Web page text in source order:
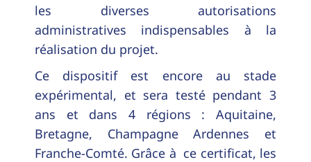
les diverses autorisations
administratives indispensables à la
réalisation du projet.
Ce dispositif est encore au stade
expérimental, et sera testé pendant 3
ans et dans 4 régions : Aquitaine,
Bretagne, Champagne Ardennes et
Franche-Comté. Grâce à ce certificat, les